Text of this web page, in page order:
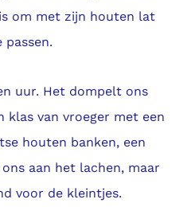
om met zijn houten lat
uur. Het dompelt ons
klas van vroeger met een
houten banken, een
aan het lachen, maar
voor de kleintjes.